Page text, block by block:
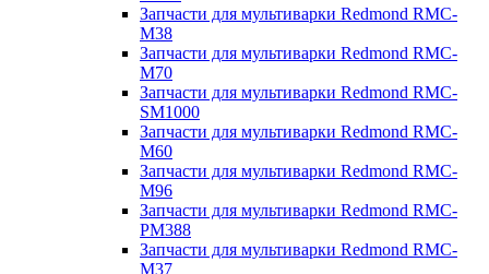
Запчасти для мультиварки Redmond RMC-
M38
Запчасти для мультиварки Redmond RMC-
M70
Запчасти для мультиварки Redmond RMC-
SM1000
Запчасти для мультиварки Redmond RMC-
M60
Запчасти для мультиварки Redmond RMC-
M96
Запчасти для мультиварки Redmond RMC-
PM388
Запчасти для мультиварки Redmond RMC-
M37